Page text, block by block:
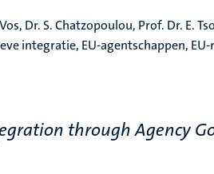
Dr. S. Chatzopoulou, Prof. Dr. E.
integratie, EU-agentschappen,
throughAgency